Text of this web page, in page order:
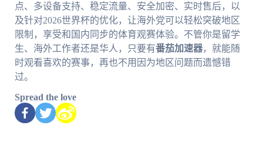
点、多设备支持、稳定流量、安全加密、实时售后，以
及针对2026世界杯的优化，让海外党可以轻松突破地区
限制，享受和国内同步的体育观赛体验。不管你是留学
生、海外工作者还是华人，只要有番茄加速器，就能随
时观看喜欢的赛事，再也不用因为地区问题而遗憾错
过。
Spread the love